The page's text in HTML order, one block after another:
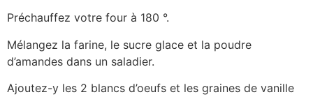
Préchauffez votre four à 180 °.
Mélangez la farine, le sucre glace et la poudre
d’amandes dans un saladier.
Ajoutez-y les 2 blancs d’oeufs et les graines de vanille